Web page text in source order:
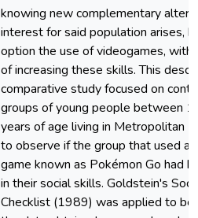
knowing new complementary
interest for said population arises,
option the use of videogames, with
of increasing these skills. This
comparative study focused on
groups of young people between
years of age living in Metropolitan
to observe if the group that used
game known as Pokémon Go had
in their social skills. Goldstein's
Checklist (1989) was applied to